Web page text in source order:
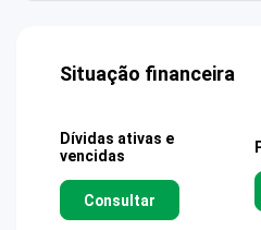
Situação financeira
Dívidas ativas e
vencidas
Consultar